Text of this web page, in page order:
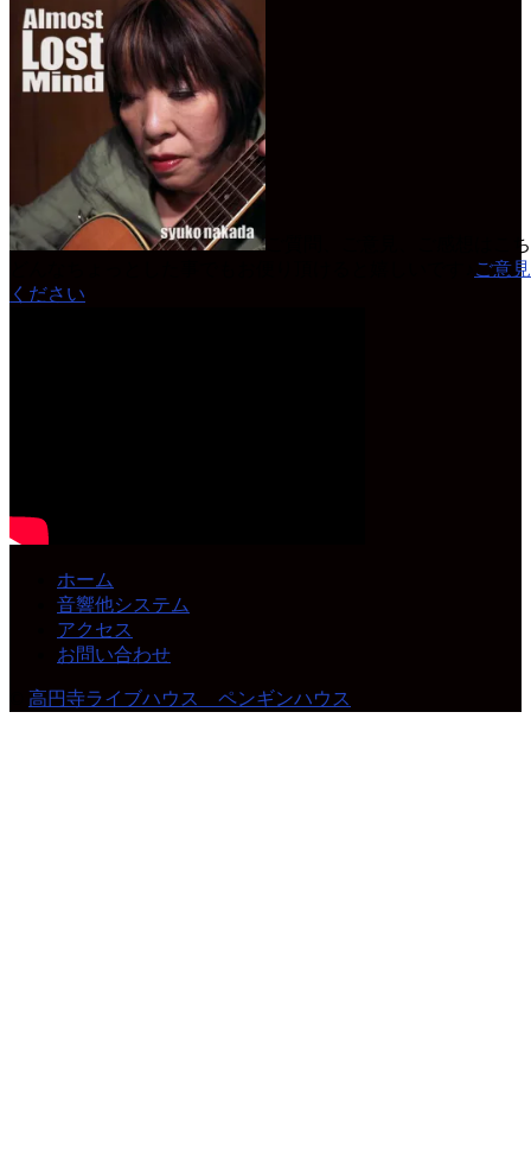
ご質問、ご意見、ご感想はこ
ご意
ください
ホーム
音響他システム
アクセス
お問い合わせ
高円寺ライブハウス ペンギンハウス